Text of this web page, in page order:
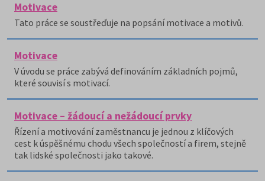
Motivace
Tato práce se soustřeďuje na popsání motivace a motivů.
Motivace
V úvodu se práce zabývá definováním základních pojmů,
které souvisí s motivací.
Motivace – žádoucí a nežádoucí prvky
Řízení a motivování zaměstnancu je jednou z klíčových
cest k úspěšnému chodu všech společností a firem, stejně
tak lidské společnosti jako takové.